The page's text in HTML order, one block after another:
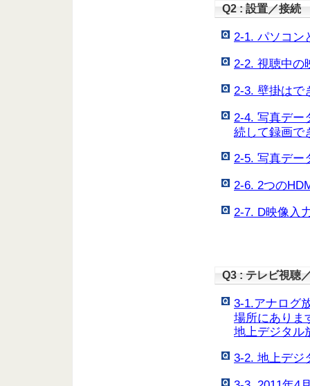
Q2 : 設置／接続
2-1. パソコン
2-2. 視聴中の
2-3. 壁掛はで
2-4. 写真デー
続して録画で
2-5. 写真デー
2-6. 2つの
2-7. D映像入
Q3 : テレビ視聴
3-1.アナログ
場所にありま
地上デジタル
3-2. 地上デジ